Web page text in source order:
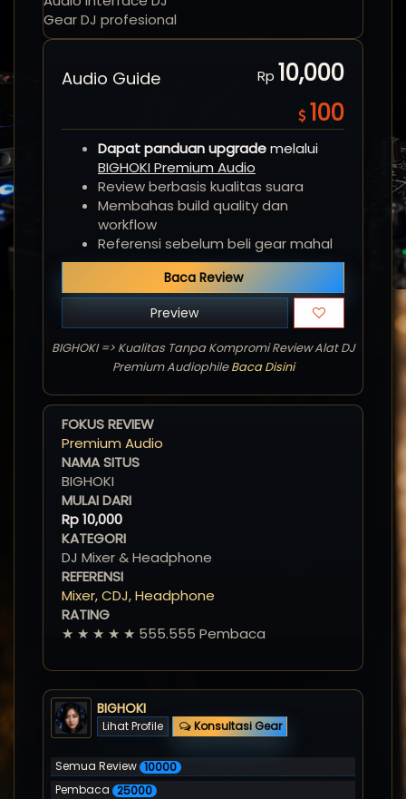
Gear DJ profesional
Audio Guide Rp 10,000
100
Dapat panduan upgrademelalui
BIGHOKI Premium Audio
Review berbasis kualitas suara
Membahas build quality dan
workflow
Referensi sebelum beli gear mahal
Baca Review
Preview
BIGHOKI => Kualitas Tanpa Kompromi Review Alat DJ
Premium AudiophileBaca Disini
FOKUS REVIEW
Premium Audio
NAMA SITUS
BIGHOKI
MULAI DARI
Rp10,000
KATEGORI
DJ Mixer & Headphone
REFERENSI
Mixer, CDJ, Headphone
RATING
★ ★ ★ ★ ★ 555.555 Pembaca
BIGHOKI
Lihat Profile Konsultasi Gear
Semua Review 10000
Pembaca 25000